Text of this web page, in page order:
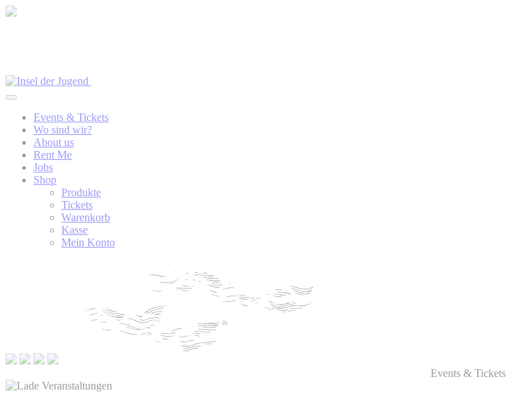
Events & Tickets
Wo sind wir?
About us
Rent Me
Jobs
Shop
Produkte
Tickets
Warenkorb
Kasse
Mein Konto
Events & Tickets